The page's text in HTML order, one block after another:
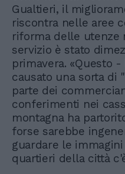
Gualtieri, il
riscontra nelle aree
riforma delle utenze
servizio è stato
primavera. «Questo
causato una sorta di
parte dei
conferimenti nei
montagna ha
forse sarebbe
guardare le
quartieri della città